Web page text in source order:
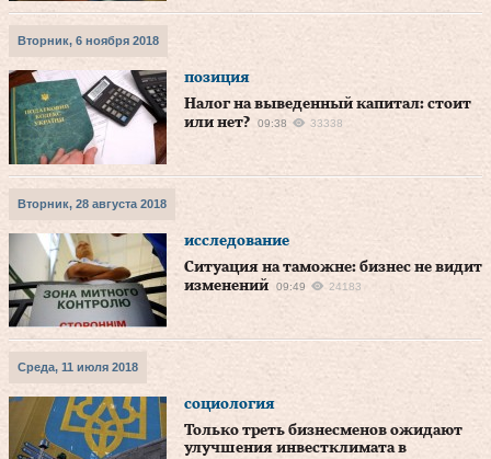
Вторник, 6 ноября 2018
позиция
Налог на выведенный капитал: стоит
или нет?
09:38 33338
Вторник, 28 августа 2018
исследование
Ситуация на таможне: бизнес не видит
изменений
09:49 24183
Среда, 11 июля 2018
социология
Только треть бизнесменов ожидают
улучшения инвестклимата в